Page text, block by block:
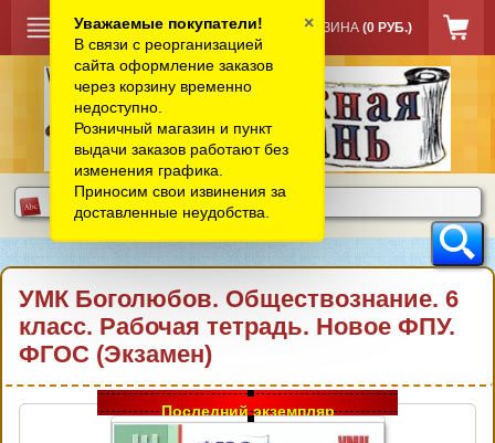
КОРЗИНА (0 РУБ.)
УМК Боголюбов. Обществознание. 6
класс. Рабочая тетрадь. Новое ФПУ.
ФГОС (Экзамен)
Последний экземпляр
Уважаемые покупатели!
В связи с реорганизацией
сайта оформление заказов
через корзину временно
недоступно.
Розничный магазин и пункт
выдачи заказов работают без
изменения графика.
Приносим свои извинения за
доставленные неудобства.
×